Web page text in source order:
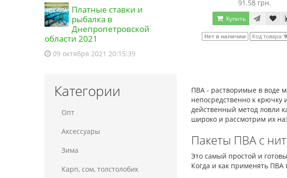
Платные ставки и
рыбалка в
Днепропетровской
области 2021
09 октября 2021 20:15:39
Категории
Опт
Аксессуары
Зима
Карп, сом, толстолобик
91.58 грн.
Купить
Нет в наличии Код товара:
ПВА - растворимые в воде
непосредственно к крючку
действенный метод ловли
широко и рассмотрим их
Пакеты ПВА с
Это самый простой и
Когда и как применять